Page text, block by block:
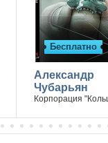
Бесплатно
Александр
Чубарьян
Корпорация